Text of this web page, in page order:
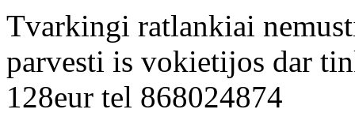
Tvarkingi ratlankiai
parvesti is vokietijos dar
128eur tel 868024874